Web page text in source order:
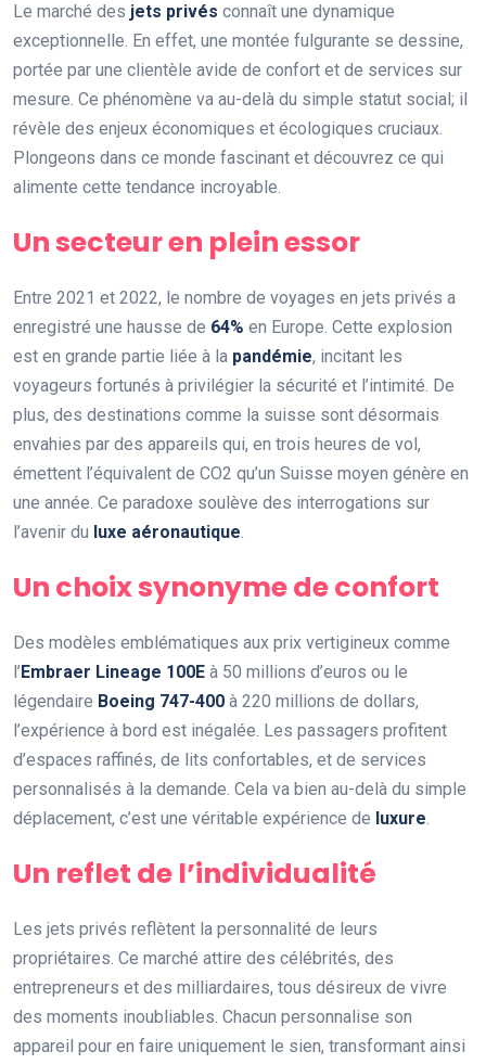
Le marché des jets privés connaît une dynamique
exceptionnelle. En effet, une montée fulgurante se dessine,
portée par une clientèle avide de confort et de services sur
mesure. Ce phénomène va au-delà du simple statut social; il
révèle des enjeux économiques et écologiques cruciaux.
Plongeons dans ce monde fascinant et découvrez ce qui
alimente cette tendance incroyable.
Un secteur en plein essor
Entre 2021 et 2022, le nombre de voyages en jets privés a
enregistré une hausse de 64% en Europe. Cette explosion
est en grande partie liée à la pandémie, incitant les
voyageurs fortunés à privilégier la sécurité et l’intimité. De
plus, des destinations comme la suisse sont désormais
envahies par des appareils qui, en trois heures de vol,
émettent l’équivalent de CO2 qu’un Suisse moyen génère en
une année. Ce paradoxe soulève des interrogations sur
l’avenir du luxe aéronautique.
Un choix synonyme de confort
Des modèles emblématiques aux prix vertigineux comme
l’ Embraer Lineage 100E à 50 millions d’euros ou le
légendaire Boeing 747-400 à 220 millions de dollars,
l’expérience à bord est inégalée. Les passagers profitent
d’espaces raffinés, de lits confortables, et de services
personnalisés à la demande. Cela va bien au-delà du simple
déplacement, c’est une véritable expérience de luxure.
Un reflet de l’individualité
Les jets privés reflètent la personnalité de leurs
propriétaires. Ce marché attire des célébrités, des
entrepreneurs et des milliardaires, tous désireux de vivre
des moments inoubliables. Chacun personnalise son
appareil pour en faire uniquement le sien, transformant ainsi